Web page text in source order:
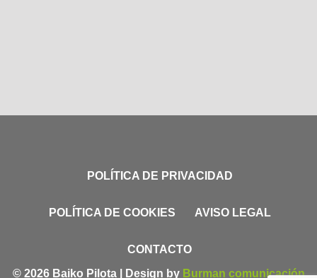
POLÍTICA DE PRIVACIDAD
POLÍTICA DE COOKIES AVISO LEGAL
CONTACTO
© 2026 Baiko Pilota | Design by Burman comunicación